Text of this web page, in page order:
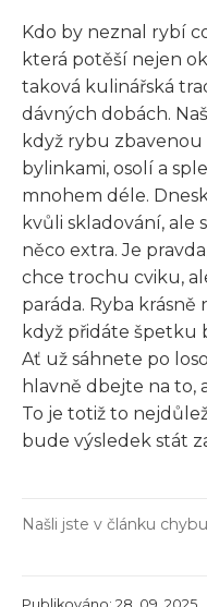
Kdo by neznal rybí
která potěší nejen
taková kulinářská
dávných dobách.
když rybu
bylinkami, osolí a
mnohem déle.
kvůli skladování, ale
něco extra. Je
chce trochu cviku,
paráda. Ryba
když přidáte špetku
Ať už sáhnete po
hlavně dbejte na to,
To je totiž to
bude výsledek stát
Našli jste v článku